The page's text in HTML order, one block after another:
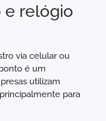
e relógio
via celular ou
é um
utilizam
para